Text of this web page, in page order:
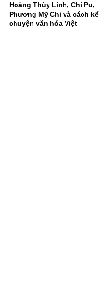
Hoàng Thùy Linh, Chi Pu,
Phương Mỹ Chi và cách kể
chuyện văn hóa Việt